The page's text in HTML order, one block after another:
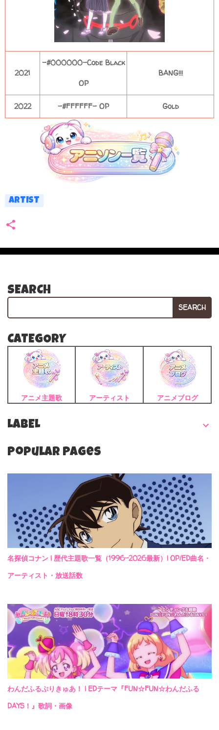
2021
-#000000-Code Black
OP
BANG!!!
2022 -#FFFFFF- OP Gold
ARTIST
SEARCH
SEARCH
CATEGORY
アニメ主題歌 アーティスト アニメブログ
LABEL
Popular Pages
名探偵コナン | 歴代主題歌一覧（1996-2026最新）| OP/ED曲名・
アーティスト・放送話数
わんだふるぷりきゅあ！ | EDテーマ『FUN☆FUN☆わんだふる
DAYS！』歌詞・画像